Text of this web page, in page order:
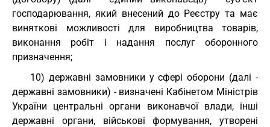
господарювання, який внесений до Реєстру та має
виняткові можливості для виробництва товарів,
виконання робіт і надання послуг оборонного
призначення;
10) державні замовники у сфері оборони (далі -
державні замовники) - визначені Кабінетом Міністрів
України центральні органи виконавчої влади, інші
державні органи, військові формування, утворені